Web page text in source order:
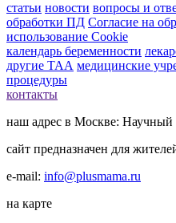
статьи новости вопросы и
обработки ПД Согласие на
использование Cookie
календарь беременности
другие ТАА медицинские
процедуры
контакты
наш адрес в Москве: Научный
сайт предназначен для
e-mail: info@plusmama.ru
на карте